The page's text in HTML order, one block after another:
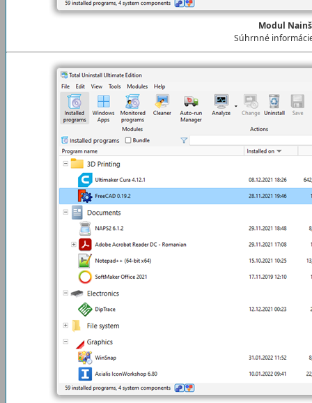
Modul
Súhrnné